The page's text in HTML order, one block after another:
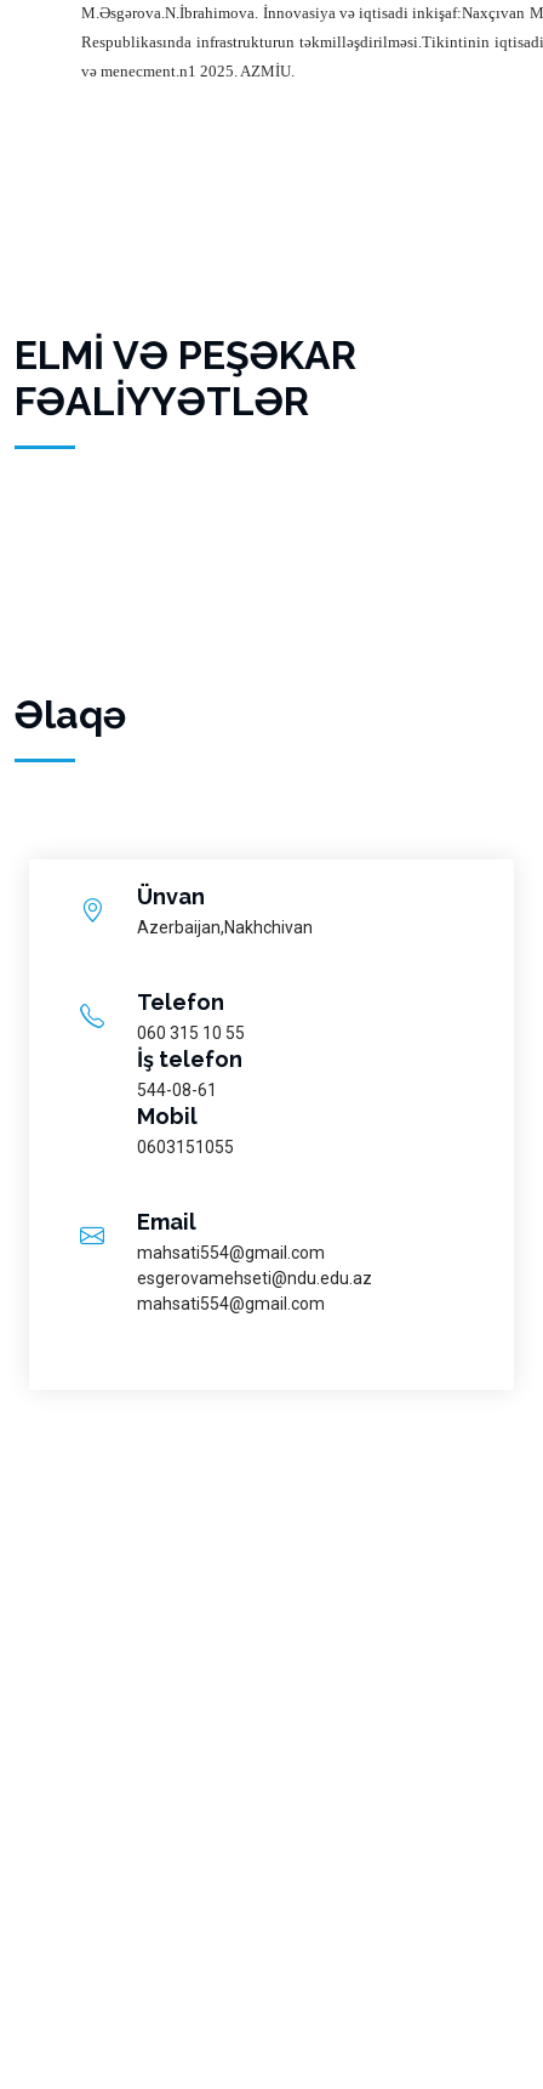
M.Əsgərova.N.İbrahimova. İnnovasiya və iqtisadi inkişaf:Naxçıvan
Respublikasında infrastrukturun təkmilləşdirilməsi.Tikintinin
və menecment.n1 2025. AZMİU.
ELMİ VƏ PEŞƏKAR
FƏALİYYƏTLƏR
Əlaqə
Ünvan
Azerbaijan,Nakhchivan
Telefon
060 315 10 55
İş telefon
544-08-61
Mobil
0603151055
Email
mahsati554@gmail.com
esgerovamehseti@ndu.edu.az
mahsati554@gmail.com